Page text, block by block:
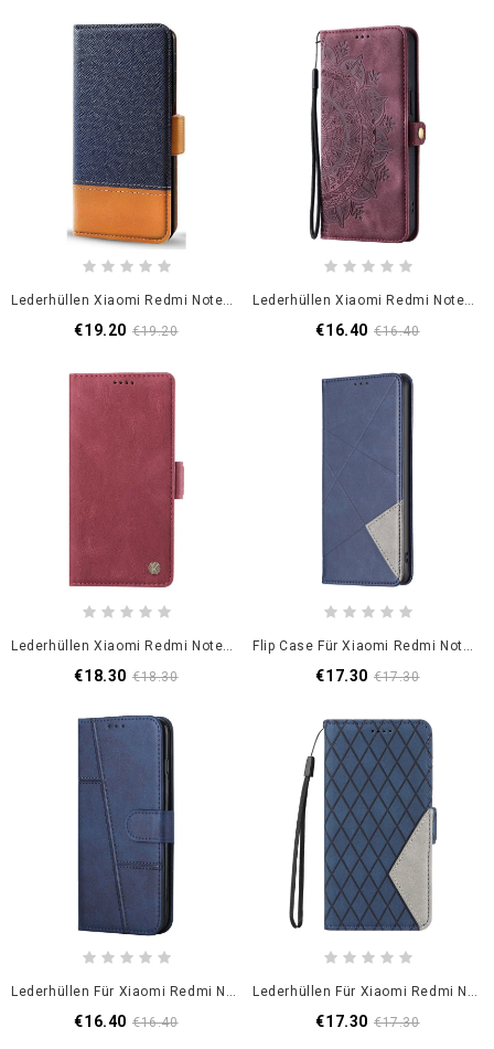
Lederhüllen Xiaomi Redmi Note 14 Pro 5g Zweifarbiges Design
€19.20 €19.20
Lederhüllen Xiaomi Redmi Note 14 Pro 5g Handyhülle Mandala-Wildlederoptik
€16.40 €16.40
Lederhüllen Xiaomi Redmi Note 14 Pro 5g Handyhülle Ykatu-Wildleder-Effekt
€18.30 €18.30
Flip Case Für Xiaomi Redmi Note 14 Pro 5g Geometrisch
€17.30 €17.30
Lederhüllen Für Xiaomi Redmi Note 14 Pro 5g Business
€16.40 €16.40
Lederhüllen Für Xiaomi Redmi Note 14 Pro 5g Diamanten
€17.30 €17.30